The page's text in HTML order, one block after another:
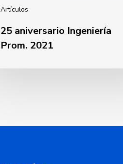
Artículos
25 aniversario Ingeniería
Prom. 2021